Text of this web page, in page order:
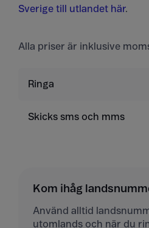
Sverige till utlandet här.
Alla priser är inklusive
Ringa
Skicks sms och mms
Kom ihåg
Använd alltid
utomlands och när du